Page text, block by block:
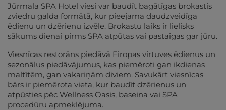
Jūrmala SPA Hotel viesi var baudīt bagātīgas brokastis
zviedru galda formātā, kur pieejama daudzveidīga
ēdienu un dzērienu izvēle. Brokastu laiks ir lielisks
sākums dienai pirms SPA atpūtas vai pastaigas gar jūru.
Viesnīcas restorāns piedāvā Eiropas virtuves ēdienus un
sezonālus piedāvājumus, kas piemēroti gan ikdienas
maltītēm, gan vakariņām diviem. Savukārt viesnīcas
bārs ir piemērota vieta, kur baudīt dzērienus un
atpūsties pēc Wellness Oasis, baseina vai SPA
procedūru apmeklējuma.